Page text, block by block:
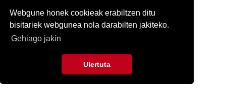
Webgune honek cookieak erabiltzen ditu
bisitariek webgunea nola darabilten jakiteko.
Gehiago jakin
Ulertuta